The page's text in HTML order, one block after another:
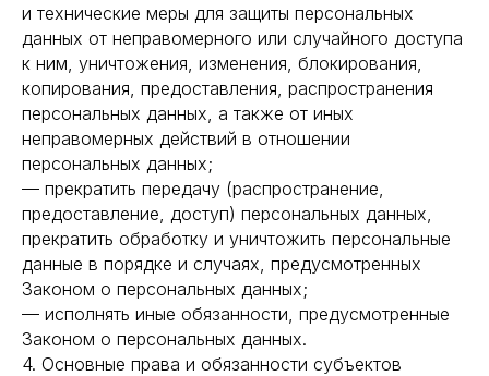
и технические меры для защиты персональных
данных от неправомерного или случайного доступа
к ним, уничтожения, изменения, блокирования,
копирования, предоставления, распространения
персональных данных, а также от иных
неправомерных действий в отношении
персональных данных;
— прекратить передачу (распространение,
предоставление, доступ) персональных данных,
прекратить обработку и уничтожить персональные
данные в порядке и случаях, предусмотренных
Законом о персональных данных;
— исполнять иные обязанности, предусмотренные
Законом о персональных данных.
4. Основные права и обязанности субъектов